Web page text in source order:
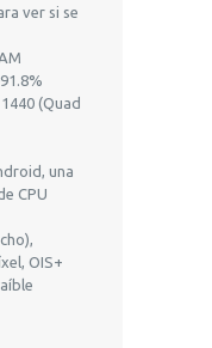
ver si se
(Quad
una
CPU
OIS+